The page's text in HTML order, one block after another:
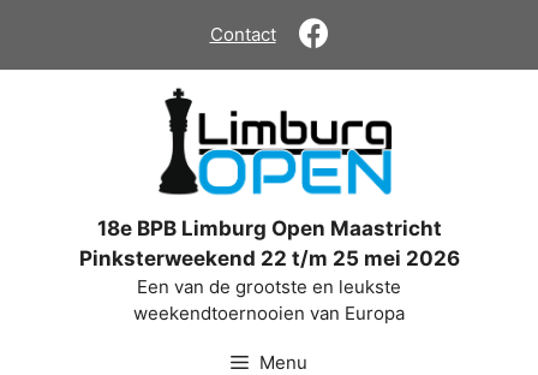
de
Contact
18e BPB Limburg Open Maastricht
Pinksterweekend 22 t/m 25 mei 2026
Een van de grootste en leukste
weekendtoernooien van Europa
Menu